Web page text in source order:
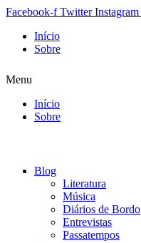
Facebook-f Twitter Instagram
Início
Sobre
Menu
Início
Sobre
Blog
Literatura
Música
Diários de Bordo
Entrevistas
Passatempos